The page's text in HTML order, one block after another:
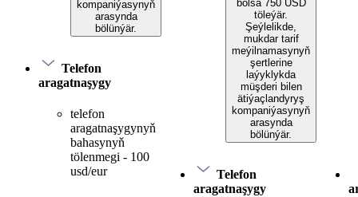
kompaniýasynyň
arasynda
bölünýär.
Telefon
aragatnaşygy
telefon
aragatnaşygynyň
bahasynyň
tölenmegi - 100
usd/eur
bolsa 750 USD
töleýär.
Şeýlelikde,
mukdar tarif
meýilnamasynyň
şertlerine
laýyklykda
müşderi bilen
ätiýaçlandyryş
kompaniýasynyň
arasynda
bölünýär.
Telefon
aragatnaşygy